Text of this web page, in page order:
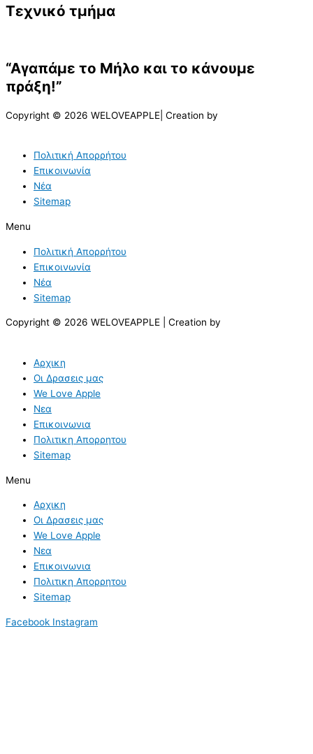
Τεχνικό τμήμα
“Αγαπάμε το Μήλο και το κάνουμε
πράξη!”
Copyright © 2026 WELOVEAPPLE| Creation by
Πολιτική Απορρήτου
Επικοινωνία
Νέα
Sitemap
Menu
Πολιτική Απορρήτου
Επικοινωνία
Νέα
Sitemap
Copyright © 2026 WELOVEAPPLE | Creation by
Αρχικη
Οι Δρασεις μας
We Love Apple
Νεα
Επικοινωνια
Πολιτικη Απορρητου
Sitemap
Menu
Αρχικη
Οι Δρασεις μας
We Love Apple
Νεα
Επικοινωνια
Πολιτικη Απορρητου
Sitemap
Facebook Instagram